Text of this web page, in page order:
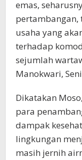
emas,
pertambangan,
usaha yang
terhadap
sejumlah
Manokwari,
Dikatakan
para
dampak
lingkungan
masih jernih